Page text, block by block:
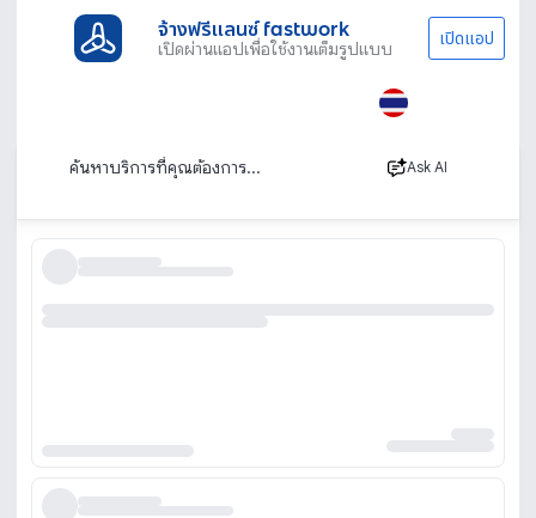
จ้างฟรีแลนซ์ fastwork
เปิดผ่านแอปเพื่อใช้งานเต็มรูปแบบ เปิดแอป
Ask AI
เช่าเก้าอี้ เช่าโต๊ะ เช่าจานชาม เช่าอุปกรณ์จัดเลี้ยง
เรียงตาม